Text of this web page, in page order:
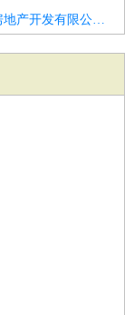
福州和展房地产开发有限公司招聘美容助理